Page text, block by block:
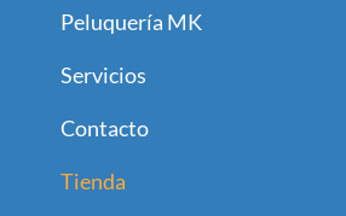
Peluquería MK
Servicios
Contacto
Tienda